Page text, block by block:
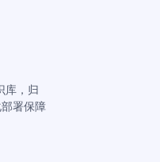
库，归
署保障